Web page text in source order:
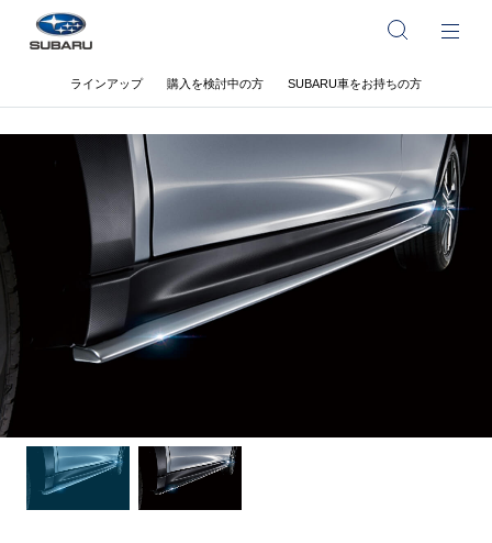
ラインアップ 購入を検討中の方 SUBARU車をお持ちの方